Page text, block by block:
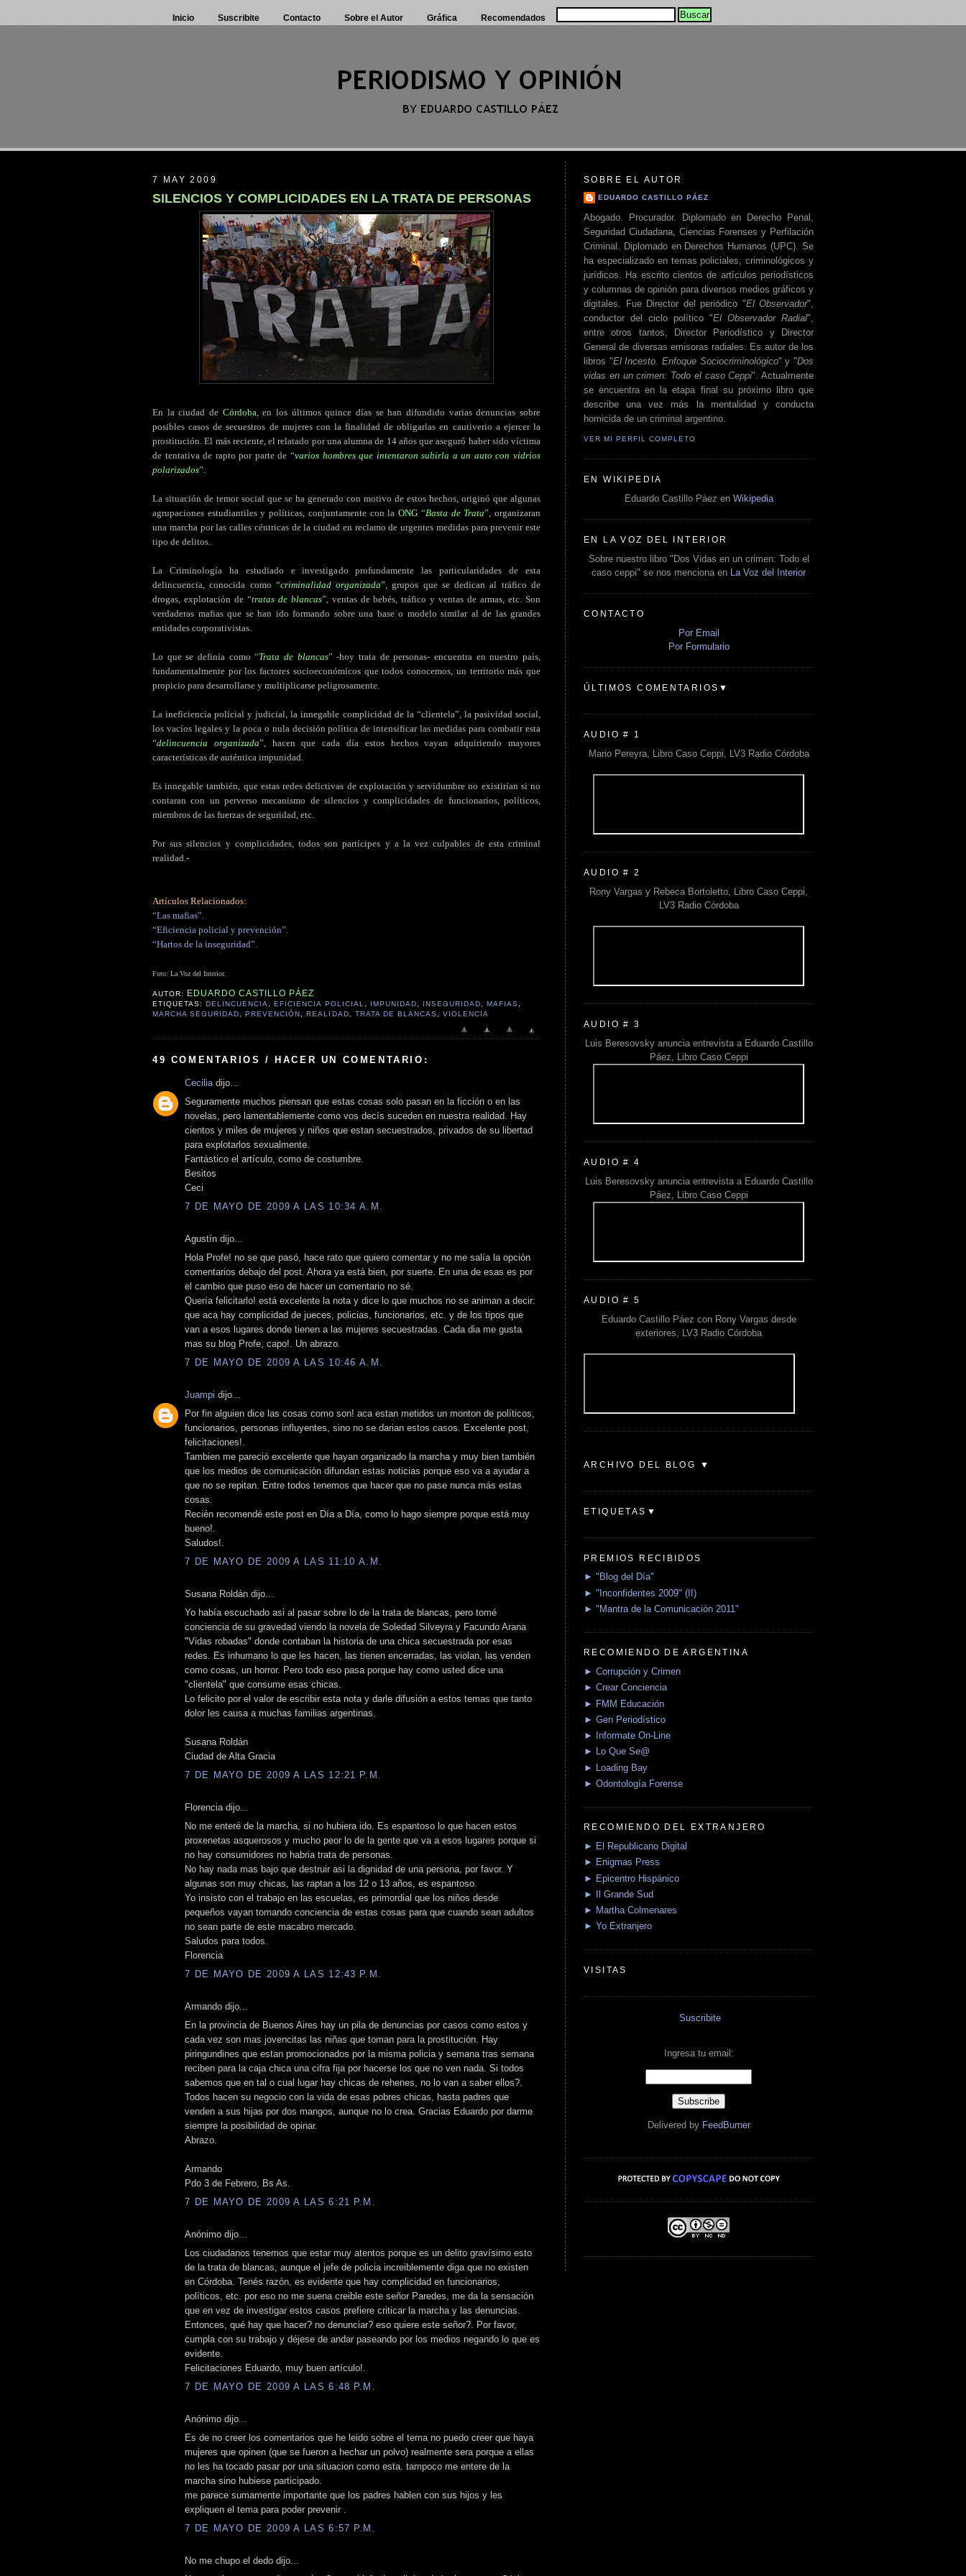
Inicio Suscribite Contacto Sobre el Autor Gráfica Recomendados
7 MAY 2009
SILENCIOS Y COMPLICIDADES EN LA TRATA DE PERSONAS
En la ciudad de Córdoba, en los últimos quince días se han difundido varias denuncias sobre
posibles casos de secuestros de mujeres con la finalidad de obligarlas en cautiverio a ejercer la
prostitución. El más reciente, el relatado por una alumna de 14 años que aseguró haber sido víctima
de tentativa de rapto por parte de “varios hombres que intentaron subirla a un auto con vidrios
polarizados”.
La situación de temor social que se ha generado con motivo de estos hechos, originó que algunas
agrupaciones estudiantiles y políticas, conjuntamente con laONG “Basta de Trata”, organizaran
una marcha por las calles céntricas de la ciudad en reclamo de urgentes medidas para prevenir este
tipo de delitos.
La Criminología ha estudiado e investigado profundamente las particularidades de esta
delincuencia, conocida como “criminalidad organizada”, grupos que se dedican al tráfico de
drogas, explotación de “tratas de blancas”, ventas de bebés, tráfico y ventas de armas, etc. Son
verdaderas mafias que se han ido formando sobre una base o modelo similar al de las grandes
entidades corporativistas.
Lo que se definía como “Trata de blancas” -hoy trata de personas- encuentra en nuestro país,
fundamentalmente por los factores socioeconómicos que todos conocemos, un territorio más que
propicio para desarrollarse y multiplicarse peligrosamente.
La ineficiencia policial y judicial, la innegable complicidad de la “clientela”, la pasividad social,
los vacíos legales y la poca o nula decisión política de intensificar las medidas para combatir esta
“delincuencia organizada”, hacen que cada día estos hechos vayan adquiriendo mayores
características de auténtica impunidad.
Es innegable también, que estas redes delictivas de explotación y servidumbre no existirían si no
contaran con un perverso mecanismo de silencios y complicidades de funcionarios, políticos,
miembros de las fuerzas de seguridad, etc.
Por sus silencios y complicidades, todos son partícipes y a la vez culpables de esta criminal
realidad.-
Artículos Relacionados:
“Las mafias”.
“Eficiencia policial y prevención”.
“Hartos de la inseguridad”.
Foto: La Voz del Interior.
AUTOR: EDUARDO CASTILLO PÁEZ
ETIQUETAS:DELINCUENCIA ,EFICIENCIA POLICIAL IMPUNIDAD INSEGURIDAD ,MAFIAS
MARCHA SEGURIDAD
,PREVENCIÓN ,REALIDAD TRATA DE BLANCAS VIOLENCIA
49 COMENTARIOS / HACER UN COMENTARIO:
Cecilia dijo...
Seguramente muchos piensan que estas cosas solo pasan en la ficción o en las
novelas, pero lamentablemente como vos decís suceden en nuestra realidad. Hay
cientos y miles de mujeres y niños que estan secuestrados, privados de su libertad
para explotarlos sexualmente.
Fantástico el artículo, como de costumbre.
Besitos
Ceci
7 DE MAYO DE 2009 A LAS 10:34 A.M.
Agustín dijo...
Hola Profe! no se que pasó, hace rato que quiero comentar y no me salía la opción
comentarios debajo del post. Ahora ya está bien, por suerte. En una de esas es por
el cambio que puso eso de hacer un comentario no sé.
Quería felicitarlo! está excelente la nota y dice lo que muchos no se animan a decir:
que aca hay complicidad de jueces, policias, funcionarios, etc. y de los tipos que
van a esos lugares donde tienen a las mujeres secuestradas. Cada dia me gusta
mas su blog Profe, capo!. Un abrazo.
7 DE MAYO DE 2009 A LAS 10:46 A.M.
Juampi dijo...
Por fin alguien dice las cosas como son! aca estan metidos un monton de políticos,
funcionarios, personas influyentes, sino no se darian estos casos. Excelente post,
felicitaciones!.
Tambien me pareció excelente que hayan organizado la marcha y muy bien también
que los medios de comunicación difundan estas noticias porque eso va a ayudar a
que no se repitan. Entre todos tenemos que hacer que no pase nunca más estas
cosas.
Recién recomendé este post en Día a Día, como lo hago siempre porque está muy
bueno!.
Saludos!.
7 DE MAYO DE 2009 A LAS 11:10 A.M.
Susana Roldán dijo...
Yo había escuchado asi al pasar sobre lo de la trata de blancas, pero tomé
conciencia de su gravedad viendo la novela de Soledad Silveyra y Facundo Arana
"Vidas robadas" donde contaban la historia de una chica secuestrada por esas
redes. Es inhumano lo que les hacen, las tienen encerradas, las violan, las venden
como cosas, un horror. Pero todo eso pasa porque hay como usted dice una
"clientela" que consume esas chicas.
Lo felicito por el valor de escribir esta nota y darle difusión a estos temas que tanto
dolor les causa a muchas familias argentinas.
Susana Roldán
Ciudad de Alta Gracia
7 DE MAYO DE 2009 A LAS 12:21 P.M.
Florencia dijo...
No me enteré de la marcha, si no hubiera ido. Es espantoso lo que hacen estos
proxenetas asquerosos y mucho peor lo de la gente que va a esos lugares porque si
no hay consumidores no habria trata de personas.
No hay nada mas bajo que destruir asi la dignidad de una persona, por favor. Y
algunas son muy chicas, las raptan a los 12 o 13 años, es espantoso.
Yo insisto con el trabajo en las escuelas, es primordial que los niños desde
pequeños vayan tomando conciencia de estas cosas para que cuando sean adultos
no sean parte de este macabro mercado.
Saludos para todos.
Florencia
7 DE MAYO DE 2009 A LAS 12:43 P.M.
Armando dijo...
En la provincia de Buenos Aires hay un pila de denuncias por casos como estos y
cada vez son mas jovencitas las niñas que toman para la prostitución. Hay
piringundines que estan promocionados por la misma policia y semana tras semana
reciben para la caja chica una cifra fija por hacerse los que no ven nada. Si todos
sabemos que en tal o cual lugar hay chicas de rehenes, no lo van a saber ellos?.
Todos hacen su negocio con la vida de esas pobres chicas, hasta padres que
venden a sus hijas por dos mangos, aunque no lo crea. Gracias Eduardo por darme
siempre la posibilidad de opinar.
Abrazo.
Armando
Pdo 3 de Febrero, Bs As.
7 DE MAYO DE 2009 A LAS 6:21 P.M.
Anónimo dijo...
Los ciudadanos tenemos que estar muy atentos porque es un delito gravísimo esto
de la trata de blancas, aunque el jefe de policia increiblemente diga que no existen
en Córdoba. Tenés razón, es evidente que hay complicidad en funcionarios,
políticos, etc. por eso no me suena creible este señor Paredes, me da la sensación
que en vez de investigar estos casos prefiere criticar la marcha y las denuncias.
Entonces, qué hay que hacer? no denunciar? eso quiere este señor?. Por favor,
cumpla con su trabajo y déjese de andar paseando por los medios negando lo que es
evidente.
Felicitaciones Eduardo, muy buen artículo!.
7 DE MAYO DE 2009 A LAS 6:48 P.M.
Anónimo dijo...
Es de no creer los comentarios que he leido sobre el tema no puedo creer que haya
mujeres que opinen (que se fueron a hechar un polvo) realmente sera porque a ellas
no les ha tocado pasar por una situacion como esta. tampoco me entere de la
marcha sino hubiese participado.
me parece sumamente importante que los padres hablen con sus hijos y les
expliquen el tema para poder prevenir .
7 DE MAYO DE 2009 A LAS 6:57 P.M.
No me chupo el dedo dijo...
SOBRE EL AUTOR
EDUARDO CASTILLO PÁEZ
Abogado. Procurador. Diplomado en Derecho Penal,
Seguridad Ciudadana, Ciencias Forenses y Perfilación
Criminal. Diplomado en Derechos Humanos (UPC). Se
ha especializado en temas policiales, criminológicos y
jurídicos. Ha escrito cientos de artículos periodísticos
y columnas de opinión para diversos medios gráficos y
digitales. Fue Director del periódico "El Observador",
conductor del ciclo político "El Observador Radial",
entre otros tantos, Director Periodístico y Director
General de diversas emisoras radiales. Es autor de los
libros "El Incesto. Enfoque Sociocriminológico" y "Dos
vidas en un crimen: Todo el caso Ceppi". Actualmente
se encuentra en la etapa final su próximo libro que
describe una vez más la mentalidad y conducta
homicida de un criminal argentino.
VER MI PERFIL COMPLETO
EN WIKIPEDIA
Eduardo Castillo Páez en Wikipedia
EN LA VOZ DEL INTERIOR
Sobre nuestro libro "Dos Vidas en un crimen: Todo el
caso ceppi" se nos menciona en
La Voz del Interior
CONTACTO
Por Email
Por Formulario
ÚLTIMOS COMENTARIOS▼
AUDIO # 1
Mario Pereyra, Libro Caso Ceppi, LV3 Radio Córdoba
AUDIO # 2
Rony Vargas y Rebeca Bortoletto, Libro Caso Ceppi,
LV3 Radio Córdoba
AUDIO # 3
Luis Beresovsky anuncia entrevista a Eduardo Castillo
Páez, Libro Caso Ceppi
AUDIO # 4
Luis Beresovsky anuncia entrevista a Eduardo Castillo
Páez, Libro Caso Ceppi
AUDIO # 5
Eduardo Castillo Páez con Rony Vargas desde
exteriores, LV3 Radio Córdoba
ARCHIVO DEL BLOG ▼
ETIQUETAS▼
PREMIOS RECIBIDOS
► "Blog del Día"
► "Inconfidentes 2009" (II)
► "Mantra de la Comunicación 2011"
RECOMIENDO DE ARGENTINA
► Corrupción y Crimen
► Crear Conciencia
► FMM Educación
► Gen Periodístico
► Informate On-Line
► Lo Que Se@
► Loading Bay
► Odontología Forense
RECOMIENDO DEL EXTRANJERO
► El Republicano Digital
► Enigmas Press
► Epicentro Hispánico
► Il Grande Sud
► Martha Colmenares
► Yo Extranjero
VISITAS
Suscribite
Ingresa tu email:
Delivered by FeedBurner